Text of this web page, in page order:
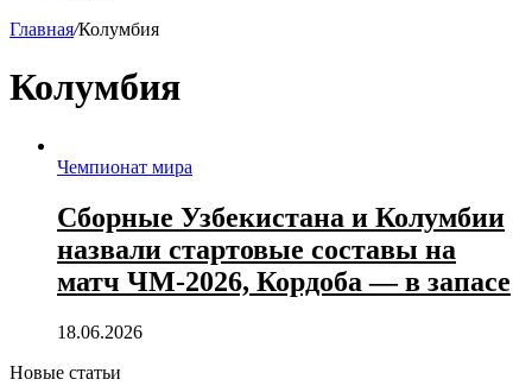
Главная/Колумбия
Колумбия
Чемпионат мира
Сборные Узбекистана и Колумбии
назвали стартовые составы на
матч ЧМ‑2026, Кордоба — в запасе
18.06.2026
Новые статьи